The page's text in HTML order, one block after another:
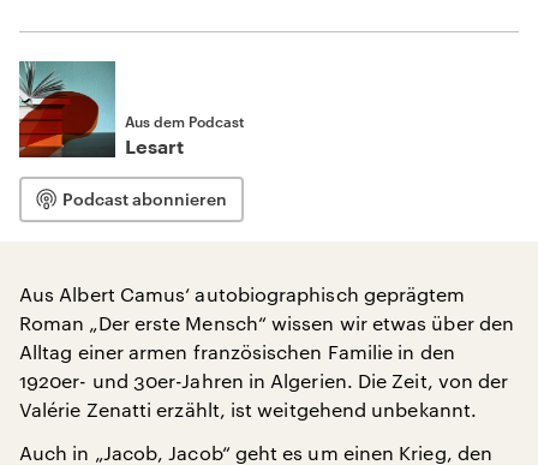
Aus dem Podcast
Lesart
Podcast abonnieren
Aus Albert Camus‘ autobiographisch geprägtem
Roman „Der erste Mensch“ wissen wir etwas über den
Alltag einer armen französischen Familie in den
1920er- und 30er-Jahren in Algerien. Die Zeit, von der
Valérie Zenatti erzählt, ist weitgehend unbekannt.
Auch in „Jacob, Jacob“ geht es um einen Krieg, den